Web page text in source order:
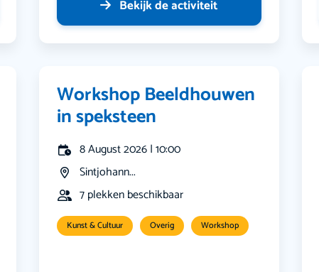
Bekijk de activiteit
Workshop Beeldhouwen
in speksteen
8 August 2026 | 10:00
Sintjohann...
7 plekken beschikbaar
Kunst & Cultuur Overig Workshop